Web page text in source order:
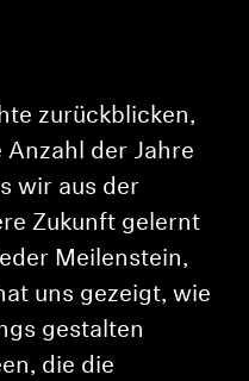
zurückblicken,
der Jahre
wir aus der
Zukunft gelernt
Meilenstein,
uns gezeigt, wie
gestalten
die die